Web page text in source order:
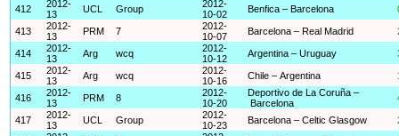
412
2012-
13
UCL Group
2012-
10-02
Benfica – Barcelona
413
2012-
13
PRM 7
2012-
10-07
Barcelona – Real Madrid
414
2012-
13
Arg wcq
2012-
10-12
Argentina – Uruguay
415
2012-
13
Arg wcq
2012-
10-16
Chile – Argentina
416
2012-
13
PRM 8
2012-
10-20
Deportivo de La Coruña –
Barcelona
417
2012-
13
UCL Group
2012-
10-23
Barcelona – Celtic Glasgow